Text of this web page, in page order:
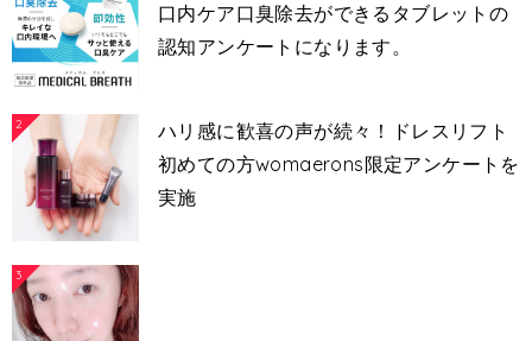
口内ケア口臭除去ができるタブレットの
認知アンケートになります。
2
ハリ感に歓喜の声が続々！ドレスリフト
初めての方womaerons限定アンケートを
実施
3